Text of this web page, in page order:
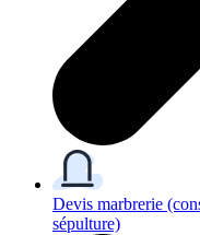
Devis marbrerie
sépulture)